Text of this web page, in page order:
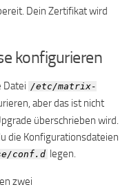
Dein Zertifikat wird
konfigurieren
Datei /etc/matrix-
aber das ist nicht
überschrieben wird.
die Konfigurationsdateien
conf.d legen.
zwei